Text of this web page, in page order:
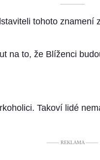
––––––––––
tohoto znamení
na to, že Blíženci
Takoví lidé
––––– REKLAMA –––––